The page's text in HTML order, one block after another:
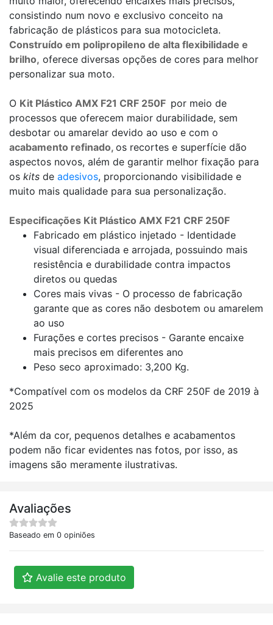
consistindo num novo e exclusivo conceito na
fabricação de plásticos para sua motocicleta.
Construído em polipropileno de alta flexibilidade e
brilho, oferece diversas opções de cores para melhor
personalizar sua moto.
O Kit Plástico AMX F21 CRF 250F por meio de
processos que oferecem maior durabilidade, sem
desbotar ou amarelar devido ao uso e com o
acabamento refinado, os recortes e superfície dão
aspectos novos, além de garantir melhor fixação para
os kits de adesivos, proporcionando visibilidade e
muito mais qualidade para sua personalização.
Especificações Kit Plástico AMX F21 CRF 250F
Fabricado em plástico injetado - Identidade
visual diferenciada e arrojada, possuindo mais
resistência e durabilidade contra impactos
diretos ou quedas
Cores mais vivas - O processo de fabricação
garante que as cores não desbotem ou amarelem
ao uso
Furações e cortes precisos - Garante encaixe
mais precisos em diferentes ano
Peso seco aproximado: 3,200 Kg.
*Compatível com os modelos da CRF 250F de 2019 à
2025
*Além da cor, pequenos detalhes e acabamentos
podem não ficar evidentes nas fotos, por isso, as
imagens são meramente ilustrativas.
Avaliações
Baseado em 0 opiniões
Avalie este produto